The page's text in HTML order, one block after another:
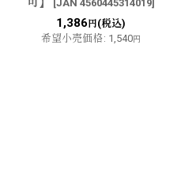
[JAN 4560445314019]
1,386 円(税込)
希望小売価格: 1,540円